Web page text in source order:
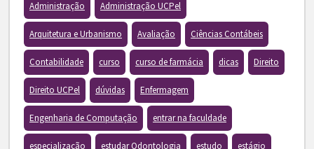
Administração Administração UCPel
Arquitetura e Urbanismo Avaliação Ciências Contábeis
Contabilidade curso curso de farmácia dicas Direito
Direito UCPel dúvidas Enfermagem
Engenharia de Computação entrar na faculdade
especialização estudar Odontologia estudo estágio